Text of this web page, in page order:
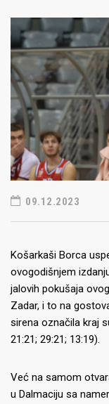
09.12.2023
Košarkaši Borca
ovogodišnjem
jalovih pokušaja
Zadar, i to na
sirena označila kraj
21:21; 29:21; 13:19).
Već na samom
u Dalmaciju sa